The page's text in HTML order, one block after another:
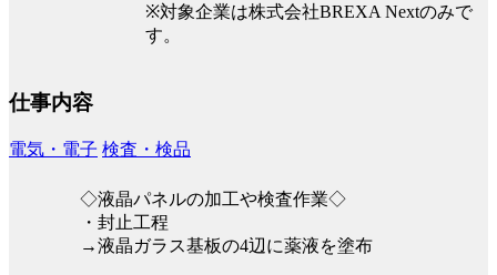
※対象企業は株式会社BREXA Nextのみで
す。
仕事内容
電気・電子 検査・検品
◇液晶パネルの加工や検査作業◇
・封止工程
→液晶ガラス基板の4辺に薬液を塗布